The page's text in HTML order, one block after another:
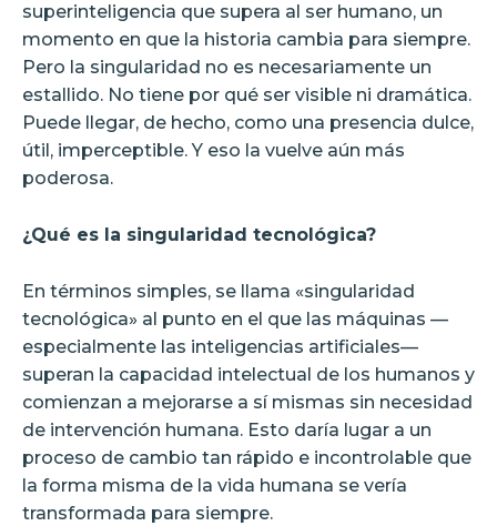
superinteligencia que supera al ser humano, un
momento en que la historia cambia para siempre.
Pero la singularidad no es necesariamente un
estallido. No tiene por qué ser visible ni dramática.
Puede llegar, de hecho, como una presencia dulce,
útil, imperceptible. Y eso la vuelve aún más
poderosa.
¿Qué es la singularidad tecnológica?
En términos simples, se llama «singularidad
tecnológica» al punto en el que las máquinas —
especialmente las inteligencias artificiales—
superan la capacidad intelectual de los humanos y
comienzan a mejorarse a sí mismas sin necesidad
de intervención humana. Esto daría lugar a un
proceso de cambio tan rápido e incontrolable que
la forma misma de la vida humana se vería
transformada para siempre.